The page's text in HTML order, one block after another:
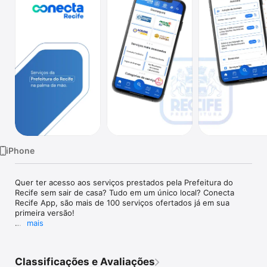
iPhone
Quer ter acesso aos serviços prestados pela Prefeitura do
Recife sem sair de casa? Tudo em um único local? Conecta
Recife App, são mais de 100 serviços ofertados já em sua
primeira versão!
empresas ou autônomos, seus processos e suas solicitações
mais
Classificações e Avaliações